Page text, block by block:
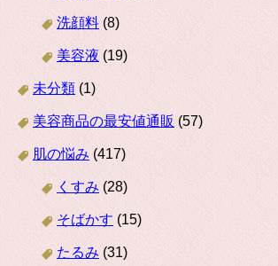
洗顔料 (8)
美容液 (19)
未分類 (1)
美容商品の最安値通販 (57)
肌の悩み (417)
くすみ (28)
そばかす (15)
たるみ (31)